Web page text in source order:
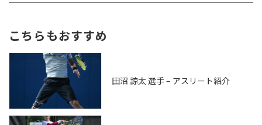
こちらもおすすめ
田沼 諒太 選手 – アスリート紹介